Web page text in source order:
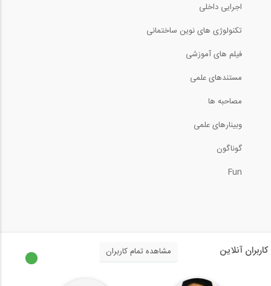
4:53
اجرایی داخلی
تکنولوژی های نوین ساختمانی
فیلم های آموزشی
مستندهای علمی
مصاحبه ها
وبینارهای علمی
گوناگون
Fun
کاربران آنلاین مشاهده تمام کاربران